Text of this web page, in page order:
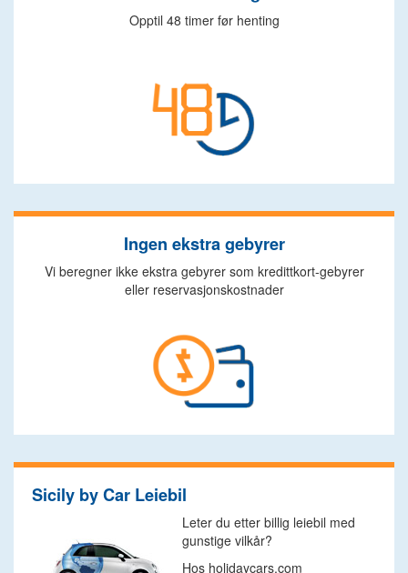
Opptil 48 timer før henting
Ingen ekstra gebyrer
Vi beregner ikke ekstra gebyrer som kredittkort-gebyrer
eller reservasjonskostnader
Sicily by Car Leiebil
Leter du etter billig leiebil med
gunstige vilkår?
Hos holidaycars.com